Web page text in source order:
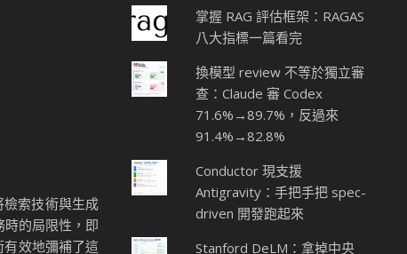
索技術與生成
的局限性，即
有效地彌補了這
掌握 RAG 評估框架：RAGAS
八大指標一篇看完
換模型 review 不等於獨立審
查：Claude 審 Codex
71.6%→89.7%，反過來
91.4%→82.8%
Conductor 現支援
Antigravity：手把手把 spec-
driven 開發跑起來
Stanford DeLM：拿掉中央